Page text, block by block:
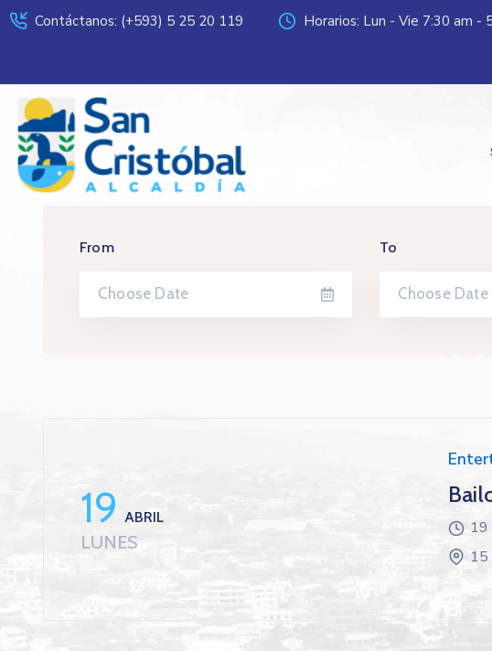
Contáctanos: (+593) 5 25 20 119 Horarios: Lun - Vie 7:30 am -
From To
19ABRIL
LUNES
19
15